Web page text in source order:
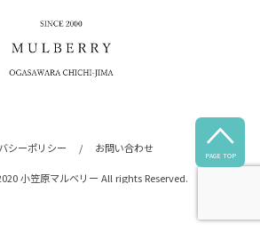

PAGE TOP
シーポリシー / お問い合わせ
小笠原マルベリー All rights Reserved.